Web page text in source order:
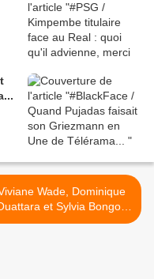
Wade, Dominique
et Sylvia Bongo :
les Blanches-Afrique >